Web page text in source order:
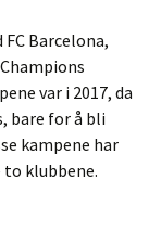
Barcelona,
var i 2017, da
bare for å bli
kampene har
klubbene.